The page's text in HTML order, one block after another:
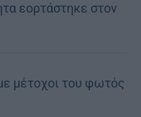
εορτάστηκε στον
μέτοχοι του φωτός